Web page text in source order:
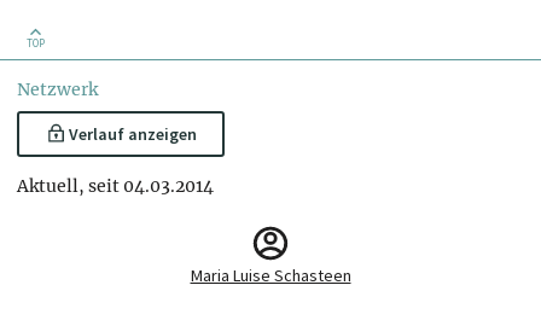
TOP
Netzwerk
Verlauf anzeigen
Aktuell, seit 04.03.2014
Maria Luise Schasteen